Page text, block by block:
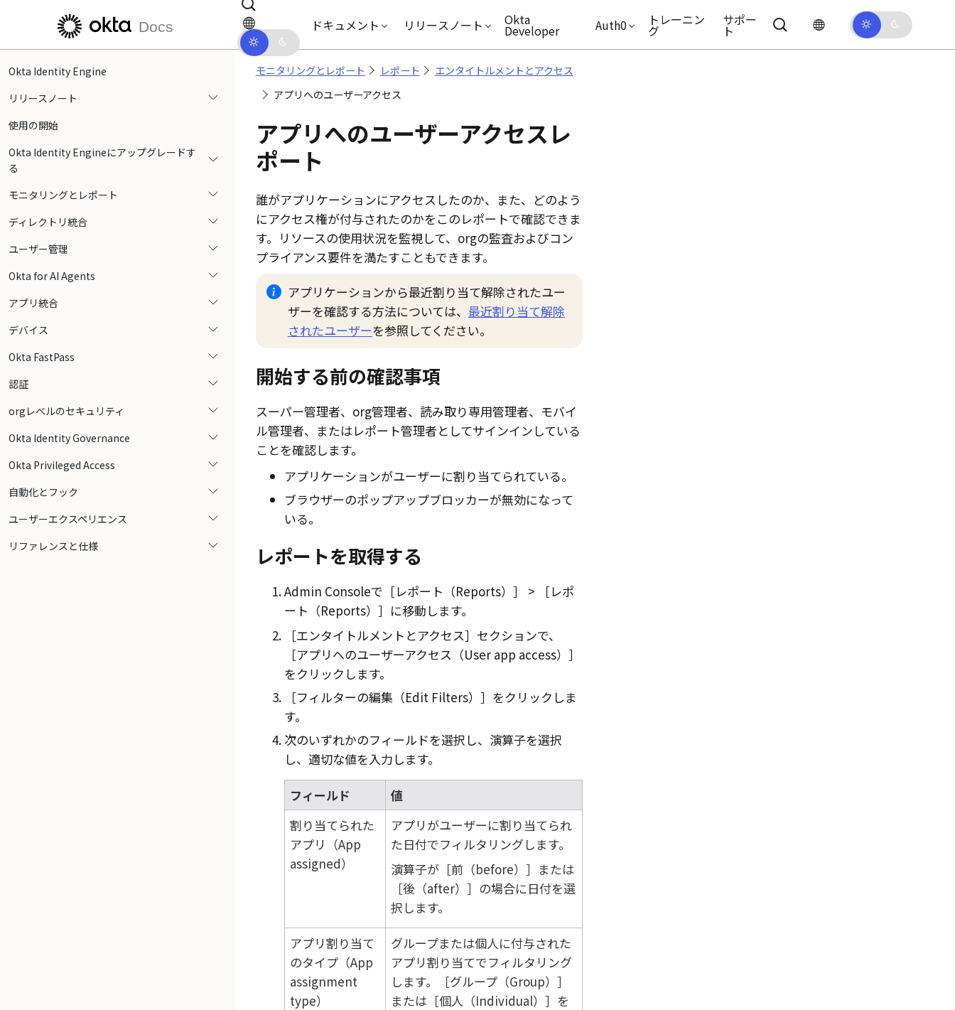
メインコンテンツにスキップ ドキュメントナビゲーションにスキップ
Docs ドキュメント リリースノート Okta
Developer Auth0 トレーニン
グ
サポー
ト
Okta Identity Engine
リリースノート
使用の開始
Okta Identity Engineにアップグレードす
る
モニタリングとレポート
ディレクトリ統合
ユーザー管理
Okta for AI Agents
アプリ統合
デバイス
Okta FastPass
認証
orgレベルのセキュリティ
Okta Identity Governance
Okta Privileged Access
自動化とフック
ユーザーエクスペリエンス
リファレンスと仕様
モニタリングとレポート レポート
エンタイトルメントとアクセス
アプリへのユーザーアクセス
アプリへのユーザーアクセスレ
ポート
誰がアプリケーションにアクセスしたのか、また、どのよう
にアクセス権が付与されたのかをこのレポートで確認できま
す。リソースの使用状況を監視して、orgの監査およびコン
プライアンス要件を満たすこともできます。
アプリケーションから最近割り当て解除されたユー
ザーを確認する方法については、 最近割り当て解除
されたユーザーを参照してください。
開始する前の確認事項
スーパー管理者、org管理者、読み取り専用管理者、モバイ
ル管理者、またはレポート管理者としてサインインしている
ことを確認します。
アプリケーションがユーザーに割り当てられている。
ブラウザーのポップアップブロッカーが無効になって
いる。
レポートを取得する
Admin Consoleで レポート（Reports）
レポ
ート（Reports）
に移動します。
［エンタイトルメントとアクセス］セクションで、
アプリへのユーザーアクセス（User app access）
をクリックします。
フィルターの編集（Edit Filters）
をクリックしま
す。
次のいずれかのフィールドを選択し、演算子を選択
し、適切な値を入力します。
フィールド
値
割り当てられた
アプリ（App
assigned）
アプリがユーザーに割り当てられ
た日付でフィルタリングします。
演算子が
前（before）
または
後（after）
の場合に日付を選
択します。
アプリ割り当て
のタイプ（App
assignment
type）
グループまたは個人に付与された
アプリ割り当てでフィルタリング
します。
グループ（Group）
または
個人（Individual）
を